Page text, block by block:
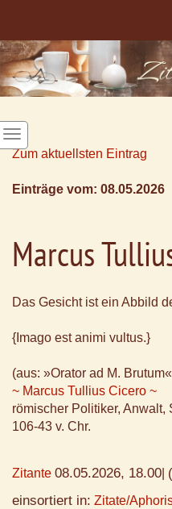
Zum aktuellsten Eintrag
Einträge vom: 08.05.2026
Marcus
Das Gesicht ist ein Abbild
{Imago est animi vultus.}
(aus: »Orator ad M.
~ Marcus Tullius Cicero ~
römischer Politiker,
106-43 v. Chr.
Zitante 08.05.2026, 18.00
einsortiert in: Zitate/